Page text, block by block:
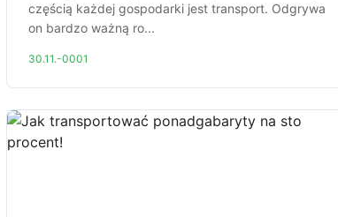
częścią każdej gospodarki jest transport. Odgrywa
on bardzo ważną ro...
30.11.-0001